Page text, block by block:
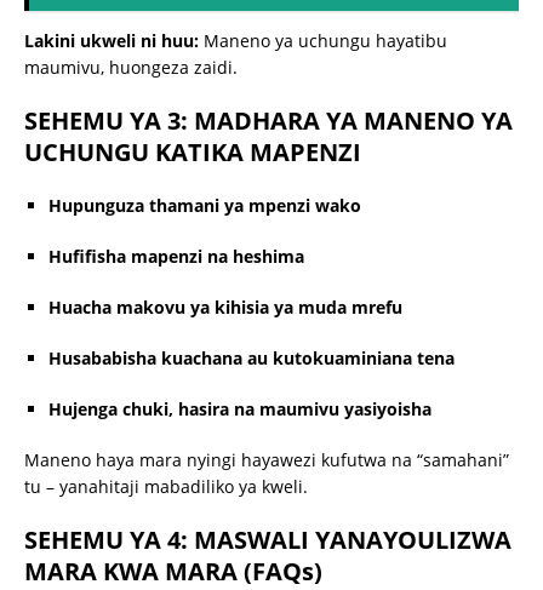
Lakini ukweli ni huu: Maneno ya uchungu hayatibu
maumivu, huongeza zaidi.
SEHEMU YA 3: MADHARA YA MANENO YA
UCHUNGU KATIKA MAPENZI
Hupunguza thamani ya mpenzi wako
Hufifisha mapenzi na heshima
Huacha makovu ya kihisia ya muda mrefu
Husababisha kuachana au kutokuaminiana tena
Hujenga chuki, hasira na maumivu yasiyoisha
Maneno haya mara nyingi hayawezi kufutwa na “samahani”
tu – yanahitaji mabadiliko ya kweli.
SEHEMU YA 4: MASWALI YANAYOULIZWA
MARA KWA MARA (FAQs)